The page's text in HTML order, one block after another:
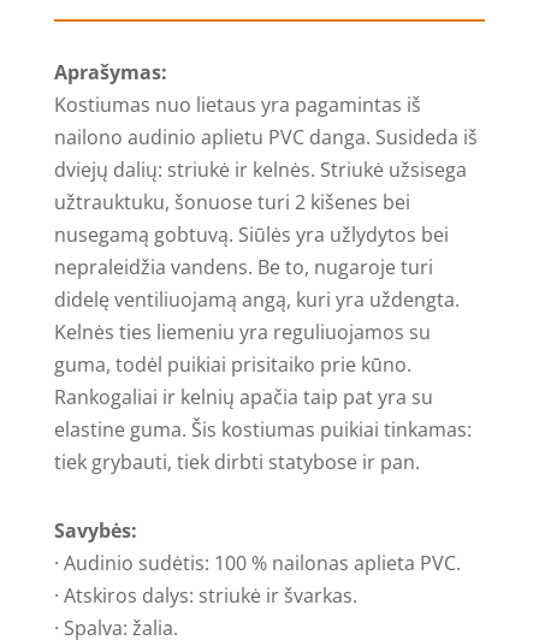
nuo
žalias
Aprašymas:
Kostiumas nuo lietaus yra pagamintas iš
nailono audinio aplietu PVC danga. Susideda iš
dviejų dalių: striukė ir kelnės. Striukė užsisega
užtrauktuku, šonuose turi 2 kišenes bei
nusegamą gobtuvą. Siūlės yra užlydytos bei
nepraleidžia vandens. Be to, nugaroje turi
didelę ventiliuojamą angą, kuri yra uždengta.
Kelnės ties liemeniu yra reguliuojamos su
guma, todėl puikiai prisitaiko prie kūno.
Rankogaliai ir kelnių apačia taip pat yra su
elastine guma. Šis kostiumas puikiai tinkamas:
tiek grybauti, tiek dirbti statybose ir pan.
Savybės:
· Audinio sudėtis: 100 % nailonas aplieta PVC.
· Atskiros dalys: striukė ir švarkas.
· Spalva: žalia.